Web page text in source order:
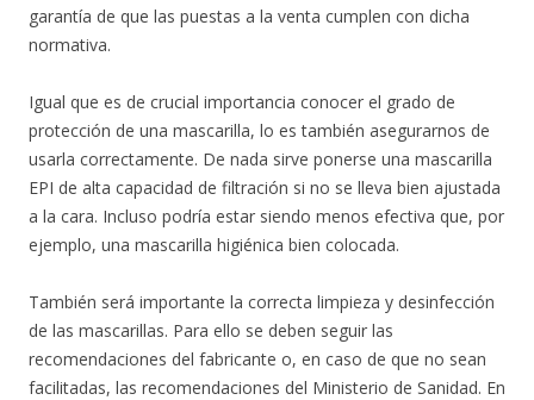
garantía de que las puestas a la venta cumplen con dicha
normativa.
Igual que es de crucial importancia conocer el grado de
protección de una mascarilla, lo es también asegurarnos de
usarla correctamente. De nada sirve ponerse una mascarilla
EPI de alta capacidad de filtración si no se lleva bien ajustada
a la cara. Incluso podría estar siendo menos efectiva que, por
ejemplo, una mascarilla higiénica bien colocada.
También será importante la correcta limpieza y desinfección
de las mascarillas. Para ello se deben seguir las
recomendaciones del fabricante o, en caso de que no sean
facilitadas, las recomendaciones del Ministerio de Sanidad. En